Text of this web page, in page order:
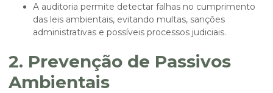
A auditoria permite detectar falhas no cumprimento
das leis ambientais, evitando multas, sanções
administrativas e possíveis processos judiciais.
2. Prevenção de Passivos
Ambientais